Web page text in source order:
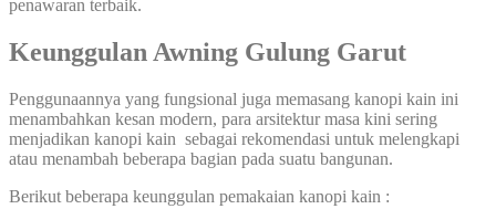
penawaran terbaik.
Keunggulan Awning Gulung Garut
Penggunaannya yang fungsional juga memasang kanopi kain ini
menambahkan kesan modern, para arsitektur masa kini sering
menjadikan kanopi kain sebagai rekomendasi untuk melengkapi
atau menambah beberapa bagian pada suatu bangunan.
Berikut beberapa keunggulan pemakaian kanopi kain :